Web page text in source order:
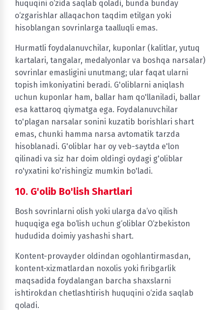
huquqini o‘zida saqlab qoladi, bunda bunday
o‘zgarishlar allaqachon taqdim etilgan yoki
hisoblangan sovrinlarga taalluqli emas.
Hurmatli foydalanuvchilar, kuponlar (kalitlar, yutuq
kartalari, tangalar, medalyonlar va boshqa narsalar)
sovrinlar emasligini unutmang; ular faqat ularni
topish imkoniyatini beradi. G'oliblarni aniqlash
uchun kuponlar ham, ballar ham qo'llaniladi, ballar
esa kattaroq qiymatga ega. Foydalanuvchilar
to'plagan narsalar sonini kuzatib borishlari shart
emas, chunki hamma narsa avtomatik tarzda
hisoblanadi. G'oliblar har oy veb-saytda e'lon
qilinadi va siz har doim oldingi oydagi g'oliblar
ro'yxatini ko'rishingiz mumkin bo'ladi.
10. G'olib Bo'lish Shartlari
Bosh sovrinlarni olish yoki ularga da’vo qilish
huquqiga ega bo‘lish uchun g‘oliblar O‘zbekiston
hududida doimiy yashashi shart.
Kontent-provayder oldindan ogohlantirmasdan,
kontent-xizmatlardan noxolis yoki firibgarlik
maqsadida foydalangan barcha shaxslarni
ishtirokdan chetlashtirish huquqini o‘zida saqlab
qoladi.